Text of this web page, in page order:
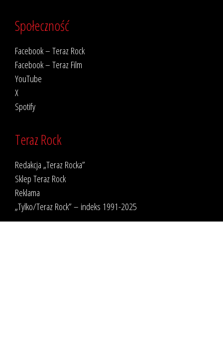
Społeczność
Facebook – Teraz Rock
Facebook – Teraz Film
YouTube
X
Spotify
Teraz Rock
Redakcja „Teraz Rocka”
Sklep Teraz Rock
Reklama
„Tylko/Teraz Rock” – indeks 1991-2025